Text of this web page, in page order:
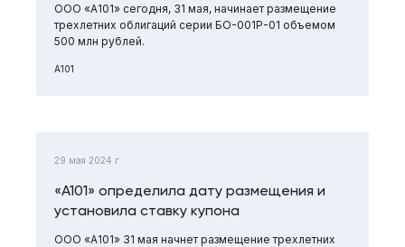
ООО «А101» сегодня, 31 мая, начинает размещение
трехлетних облигаций серии БО-001Р-01 объемом
500 млн рублей.
А101
29 мая 2024 г.
«А101» определила дату размещения и
установила ставку купона
ООО «А101» 31 мая начнет размещение трехлетних